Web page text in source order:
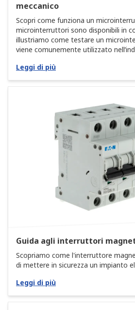
meccanico
Scopri come funziona un
microinterruttori sono disponibili in
illustriamo come testare un
viene comunemente utilizzato
Leggi di più
Guida agli interruttori
Scopriamo come l'interruttore
di mettere in sicurezza un impianto
Leggi di più